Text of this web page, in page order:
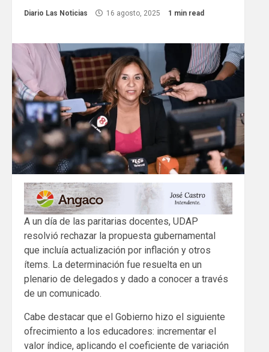
Diario Las Noticias 16 agosto, 2025 1 min read
A un día de las paritarias docentes, UDAP
resolvió rechazar la propuesta gubernamental
que incluía actualización por inflación y otros
ítems. La determinación fue resuelta en un
plenario de delegados y dado a conocer a través
de un comunicado.
Cabe destacar que el Gobierno hizo el siguiente
ofrecimiento a los educadores: incrementar el
valor índice, aplicando el coeficiente de variación